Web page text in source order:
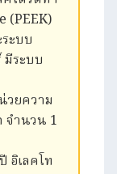
(PEEK)
ะบบ
มีระบบ
วยความ
จำนวน 1
อิเลคโท